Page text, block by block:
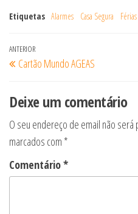
Etiquetas Alarmes Casa Segura Férias
Navegação
de
artigos
Artigo
anterior
ANTERIOR
Cartão Mundo AGEAS
Deixe um comentário
O seu endereço de email não será
marcados com *
Comentário*